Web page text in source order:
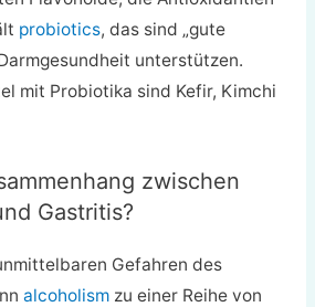
probiotics, das sind „gute
unterstützen.
mit Probiotika sind Kefir, Kimchi
zwischen
Gastritis?
Gefahren des
alcoholismzu einer Reihe von